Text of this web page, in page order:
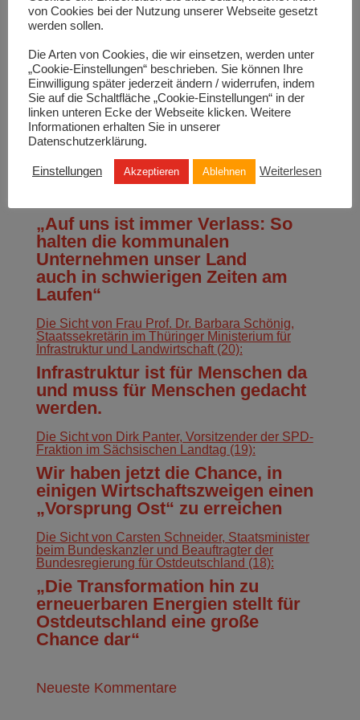
Neueste Beiträge
Hier die Einschätzung von Karsten Rogall,
kaufmännischer Geschäftsführer der Stadtwerke
Leipzig GmbH und Geschäftsführer der LVV
Leipziger Versorgungs‐ und Verkehrsgesellschaft
mbH (22):
Bedingungen und Chancen der
Energiewende beachten!
Hier die Einschätzung von Ingbert Liebing,
Hauptgeschäftsführer des Verbandes kommunaler
„Auf uns ist immer Verlass: So
halten die kommunalen
Unternehmen unser Land
auch in schwierigen Zeiten am
Laufen“
Die Sicht von Frau Prof. Dr. Barbara Schönig,
Staatssekretärin im Thüringer Ministerium für
Infrastruktur und Landwirtschaft (20):
Infrastruktur ist für Menschen da
und muss für Menschen gedacht
werden.
Die Sicht von Dirk Panter, Vorsitzender der SPD-
Fraktion im Sächsischen Landtag (19):
Wir haben jetzt die Chance, in
einigen Wirtschaftszweigen einen
„Vorsprung Ost“ zu erreichen
Die Sicht von Carsten Schneider, Staatsminister
beim Bundeskanzler und Beauftragter der
Bundesregierung für Ostdeutschland (18):
„Die Transformation hin zu
erneuerbaren Energien stellt für
Ostdeutschland eine große
Chance dar“
Neueste Kommentare
von Cookies bei der Nutzung unserer Webseite gesetzt
werden sollen.
Die Arten von Cookies, die wir einsetzen, werden unter
„Cookie-Einstellungen“ beschrieben. Sie können Ihre
Einwilligung später jederzeit ändern / widerrufen, indem
Sie auf die Schaltfläche „Cookie-Einstellungen“ in der
linken unteren Ecke der Webseite klicken. Weitere
Informationen erhalten Sie in unserer
Datenschutzerklärung.
Einstellungen Akzeptieren Ablehnen Weiterlesen